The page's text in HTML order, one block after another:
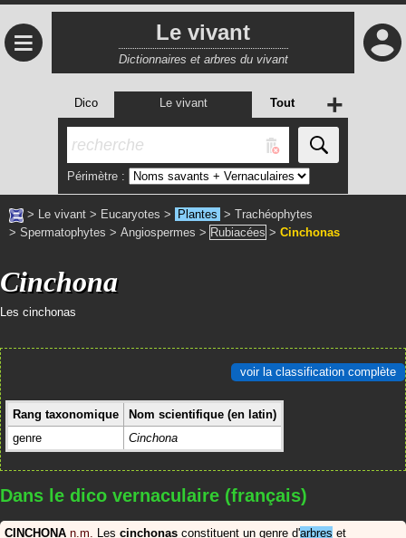
≡ Le vivant
Dictionnaires et arbres du vivant
Dico Le vivant Tout
Périmètre :
+
> Le vivant > Eucaryotes > Plantes > Trachéophytes
> Spermatophytes > Angiospermes > Rubiacées > Cinchonas
Cinchona
Les cinchonas
voir la classification complète
Rang taxonomique
Nom scientifique (en latin)
genre
Cinchona
Dans le dico vernaculaire (français)
CINCHONA n.m. Les cinchonas constituent un genre d'arbres et